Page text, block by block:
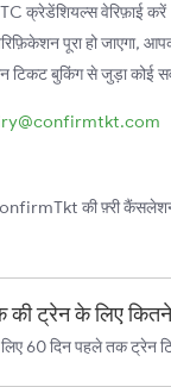
क्रेडेंशियल्स वेरिफ़ाई
पूरा हो जाएगा,
टिकट बुकिंग से जुड़ा कोई
की फ़्री कैंसलेशन
की ट्रेन के लिए
लिए 60 दिन पहले तक